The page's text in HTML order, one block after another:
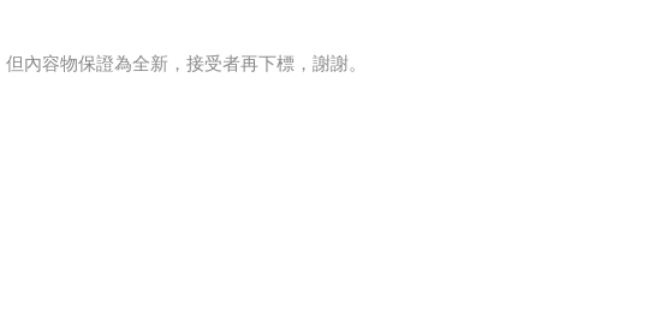
內容物保證為全新，接受者再下標，謝謝。